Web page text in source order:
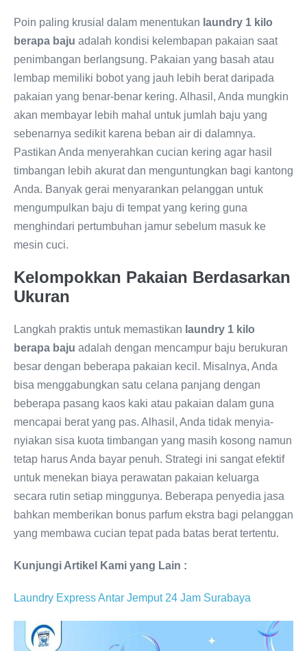
Poin paling krusial dalam menentukan laundry 1 kilo
berapa baju adalah kondisi kelembapan pakaian saat
penimbangan berlangsung. Pakaian yang basah atau
lembap memiliki bobot yang jauh lebih berat daripada
pakaian yang benar-benar kering. Alhasil, Anda mungkin
akan membayar lebih mahal untuk jumlah baju yang
sebenarnya sedikit karena beban air di dalamnya.
Pastikan Anda menyerahkan cucian kering agar hasil
timbangan lebih akurat dan menguntungkan bagi kantong
Anda. Banyak gerai menyarankan pelanggan untuk
mengumpulkan baju di tempat yang kering guna
menghindari pertumbuhan jamur sebelum masuk ke
mesin cuci.
Kelompokkan Pakaian Berdasarkan
Ukuran
Langkah praktis untuk memastikan laundry 1 kilo
berapa baju adalah dengan mencampur baju berukuran
besar dengan beberapa pakaian kecil. Misalnya, Anda
bisa menggabungkan satu celana panjang dengan
beberapa pasang kaos kaki atau pakaian dalam guna
mencapai berat yang pas. Alhasil, Anda tidak menyia-
nyiakan sisa kuota timbangan yang masih kosong namun
tetap harus Anda bayar penuh. Strategi ini sangat efektif
untuk menekan biaya perawatan pakaian keluarga
secara rutin setiap minggunya. Beberapa penyedia jasa
bahkan memberikan bonus parfum ekstra bagi pelanggan
yang membawa cucian tepat pada batas berat tertentu.
Kunjungi Artikel Kami yang Lain :
Laundry Express Antar Jemput 24 Jam Surabaya